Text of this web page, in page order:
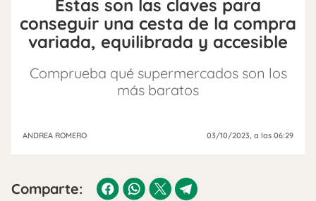
Estas son las claves para
conseguir una cesta de la compra
variada, equilibrada y accesible
Comprueba qué supermercados son los
más baratos
ANDREA ROMERO 03/10/2023, a las 06:29
Comparte: